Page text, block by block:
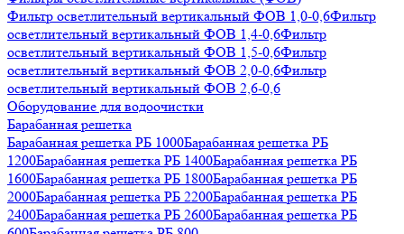
Фильтр осветлительный вертикальный ФОВ 1,0-0,6Фильтр
осветлительный вертикальный ФОВ 1,4-0,6Фильтр
осветлительный вертикальный ФОВ 1,5-0,6Фильтр
осветлительный вертикальный ФОВ 2,0-0,6Фильтр
осветлительный вертикальный ФОВ 2,6-0,6
Оборудование для водоочистки
Барабанная решетка
Барабанная решетка РБ 1000Барабанная решетка РБ
1200Барабанная решетка РБ 1400Барабанная решетка РБ
1600Барабанная решетка РБ 1800Барабанная решетка РБ
2000Барабанная решетка РБ 2200Барабанная решетка РБ
2400Барабанная решетка РБ 2600Барабанная решетка РБ